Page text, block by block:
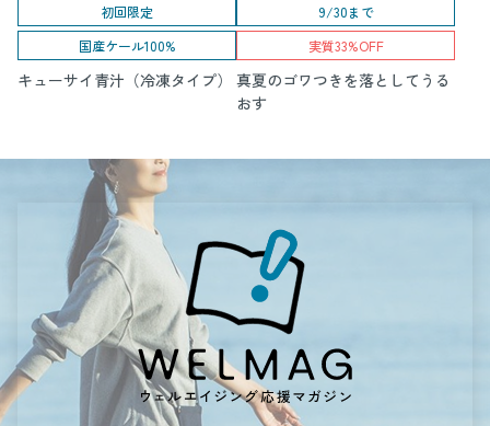
初回限定
国産ケール100%
キューサイ青汁（冷凍タイプ）
9/30まで
実質33%OFF
真夏のゴワつきを落としてうる
おす